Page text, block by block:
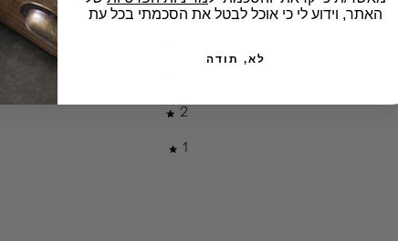
5
2
1
האתר, וידוע לי כי אוכל לבטל את הסכמתי בכל עת
לא, תודה